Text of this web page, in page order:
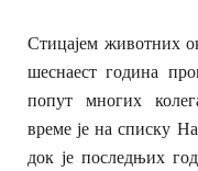
Стицајем животних
шеснаест година
попут многих
време је на списку
док је последњих